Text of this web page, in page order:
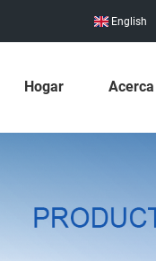
English
Hogar